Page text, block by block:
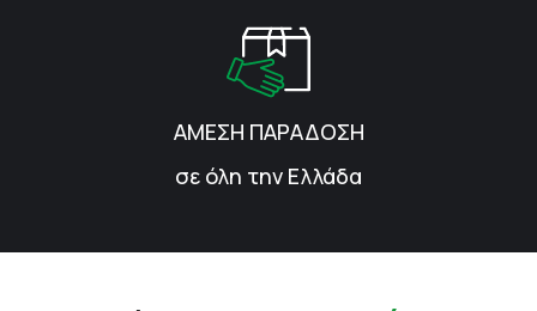
ΑΜΕΣΗ ΠΑΡΑΔΟΣΗ
σε όλη την Ελλάδα